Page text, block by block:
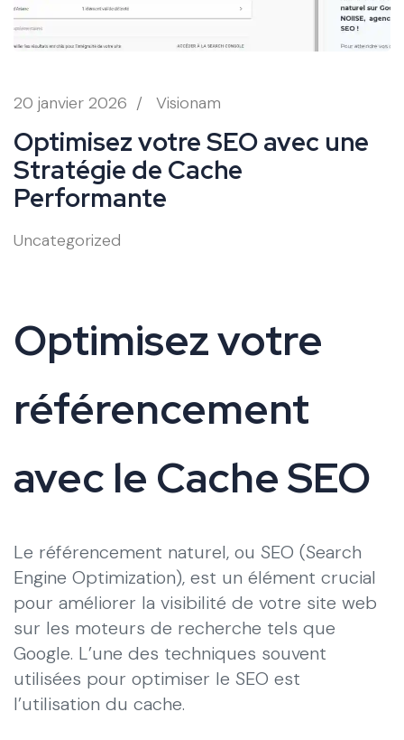
20 janvier 2026 / Visionam
Optimisez votre SEO avec une
Stratégie de Cache
Performante
Uncategorized
Optimisez votre
référencement
avec le Cache SEO
Le référencement naturel, ou SEO (Search
Engine Optimization), est un élément crucial
pour améliorer la visibilité de votre site web
sur les moteurs de recherche tels que
Google. L’une des techniques souvent
utilisées pour optimiser le SEO est
l’utilisation du cache.